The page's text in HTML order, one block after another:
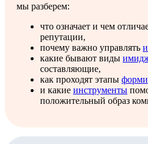
мы разберем:
что означает и чем
репутации,
почему важно управлять
какие бывают виды
составляющие,
как проходят этапы
и какие инструменты
положительный образ